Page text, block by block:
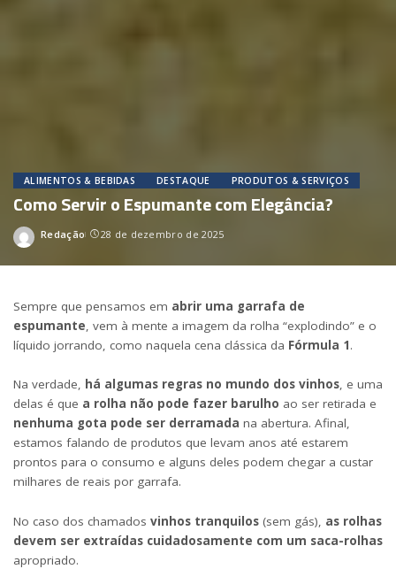
ALIMENTOS & BEBIDAS DESTAQUE PRODUTOS & SERVIÇOS
Como Servir o Espumante com Elegância?
Posted
Redação 28 de dezembro de 2025
Sempre que pensamos em abrir uma garrafa de
espumante , vem à mente a imagem da rolha “explodindo” e o
líquido jorrando, como naquela cena clássica da Fórmula 1.
Na verdade, há algumas regras no mundo dos vinhos, e uma
delas é que a rolha não pode fazer barulho ao ser retirada e
nenhuma gota pode ser derramada na abertura. Afinal,
estamos falando de produtos que levam anos até estarem
prontos para o consumo e alguns deles podem chegar a custar
milhares de reais por garrafa.
No caso dos chamados vinhos tranquilos (sem gás), as rolhas
devem ser extraídas cuidadosamente com um saca-rolhas
apropriado.